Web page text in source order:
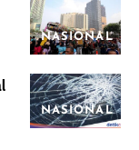
NASIONAL
NASIONAL